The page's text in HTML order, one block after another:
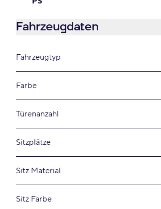
Fahrzeugdaten
Fahrzeugtyp
Farbe
Türenanzahl
Sitzplätze
Sitz Material
Sitz Farbe